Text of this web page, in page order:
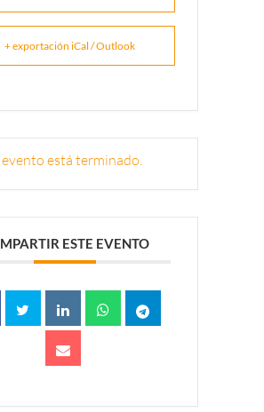
+ exportación iCal / Outlook
evento está terminado.
ESTE EVENTO